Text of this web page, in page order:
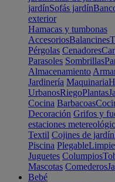
jardínSofás jardín
exterior
Hamacas y tumbonas
AccesoriosBalancines
Pérgolas Cenadores
Parasoles Sombrillas
Almacenamiento
Jardinería Maquinaria
UrbanosRiegoPlantas
Cocina Barbacoas
Decoración Grifos y
estaciones
Textil Cojines de jardín
Piscina Plegable
Juguetes Columpios
Mascotas Comederos
Bebé